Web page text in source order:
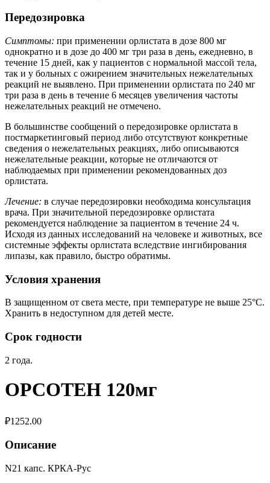
Передозировка
Симптомы: при применении орлистата в дозе 800 мг
однократно и в дозе до 400 мг три раза в день, ежедневно, в
течение 15 дней, как у пациентов с нормальной массой тела,
так и у больных с ожирением значительных нежелательных
реакций не выявлено. При применении орлистата по 240 мг
три раза в день в течение 6 месяцев увеличения частоты
нежелательных реакций не отмечено.
В большинстве сообщений о передозировке орлистата в
постмаркетинговый период либо отсутствуют конкретные
сведения о нежелательных реакциях, либо описываются
нежелательные реакции, которые не отличаются от
наблюдаемых при применении рекомендованных доз
орлистата.
Лечение: в случае передозировки необходима консультация
врача. При значительной передозировке орлистата
рекомендуется наблюдение за пациентом в течение 24 ч.
Исходя из данных исследований на человеке и животных, все
системные эффекты орлистата вследствие ингибирования
липазы, как правило, быстро обратимы.
Условия хранения
В защищенном от света месте, при температуре не выше 25°C.
Хранить в недоступном для детей месте.
Срок годности
2 года.
ОРСОТЕН 120мг
₽1252.00
Описание
N21 капс. КРКА-Рус